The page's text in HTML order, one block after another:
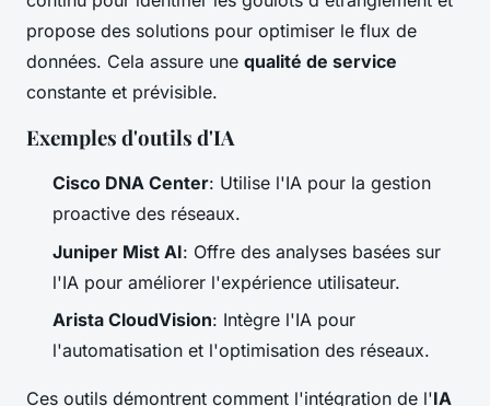
propose des solutions pour optimiser le flux de
données. Cela assure une qualité de service
constante et prévisible.
Exemples d'outils d'IA
Cisco DNA Center: Utilise l'IA pour la gestion
proactive des réseaux.
Juniper Mist AI: Offre des analyses basées sur
l'IA pour améliorer l'expérience utilisateur.
Arista CloudVision: Intègre l'IA pour
l'automatisation et l'optimisation des réseaux.
Ces outils démontrent comment l'intégration de l'IA